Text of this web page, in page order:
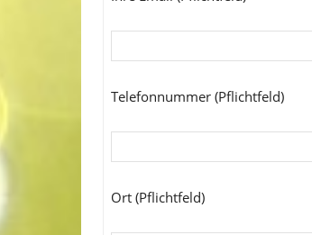
Telefonnummer (Pflichtfeld)
Ort (Pflichtfeld)